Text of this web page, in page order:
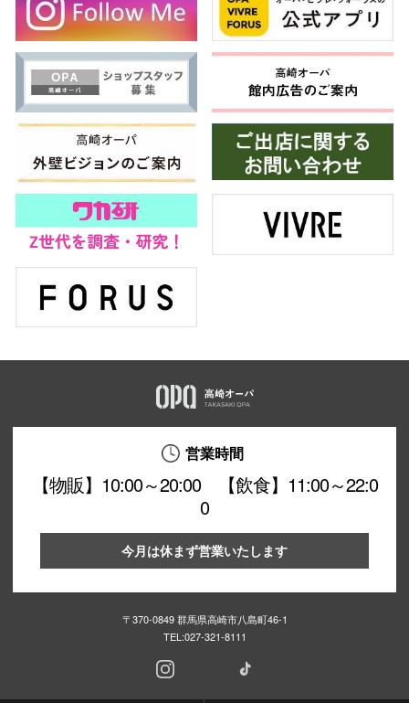
営業時間
【物販】10:00～20:00 【飲食】11:00～22:0
0
今月は休まず営業いたします
〒370-0849 群馬県高崎市八島町46-1
TEL:027-321-8111